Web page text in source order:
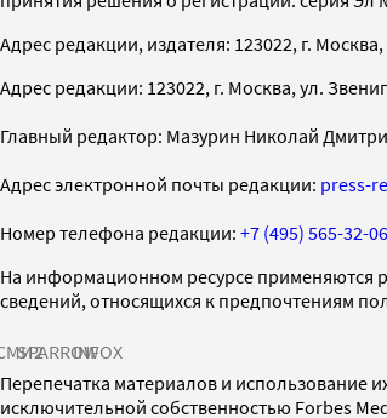
Адрес редакции, издателя: 123022, г.
Адрес редакции: 123022, г. Москва, ул.
Главный редактор: Мазурин Николай
Адрес электронной почты редакции: press-
Номер телефона редакции: +7 (495) 565-32-06
На информационном ресурсе применяются
сведений, относящихся к предпочтениям
SPARROWINFOX
Перепечатка материалов и использование
исключительной собственностью Forbes